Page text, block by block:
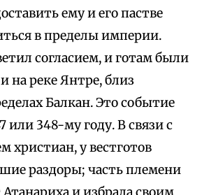
ему и его пастве
в пределы империи.
согласием, и готам были
на реке Янтре, близ
Балкан. Это событие
или 348-му году. В связи с
христиан, у вестготов
раздоры; часть племени